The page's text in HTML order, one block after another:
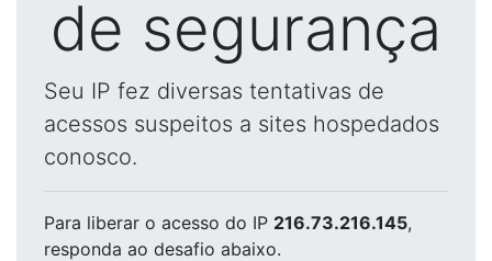
de segurança
Seu IP fez diversas tentativas de
acessos suspeitos a sites hospedados
conosco.
Para liberar o acesso do IP 216.73.216.145,
responda ao desafio abaixo.